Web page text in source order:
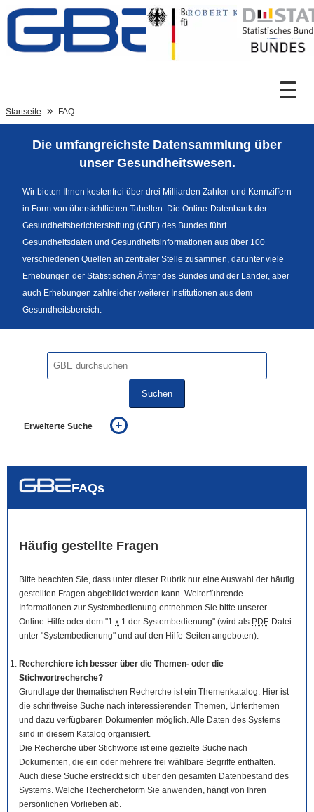
Zum Inhalt
Sprachumschaltung
Fußzeile
Startseite FAQ
Die umfangreichste Datensammlung über
unser Gesundheitswesen.
Wir bieten Ihnen kostenfrei über drei Milliarden Zahlen und Kennziffern
in Form von übersichtlichen Tabellen. Die Online-Datenbank der
Gesundheitsberichterstattung (GBE) des Bundes führt
Gesundheitsdaten und Gesundheitsinformationen aus über 100
verschiedenen Quellen an zentraler Stelle zusammen, darunter viele
Erhebungen der Statistischen Ämter des Bundes und der Länder, aber
auch Erhebungen zahlreicher weiterer Institutionen aus dem
Gesundheitsbereich.
Suchen
Erweiterte Suche
auch in allen Texten suchen (Volltextsuche)
FAQs
Häufig gestellte Fragen
Bitte beachten Sie, dass unter dieser Rubrik nur eine Auswahl der häufig
gestellten Fragen abgebildet werden kann. Weiterführende
Informationen zur Systembedienung entnehmen Sie bitte unserer
Online-Hilfe oder dem "1 x 1 der Systembedienung" (wird als PDF-Datei
unter "Systembedienung" und auf den Hilfe-Seiten angeboten).
Recherchiere ich besser über die Themen- oder die
Stichwortrecherche?
Grundlage der thematischen Recherche ist ein Themenkatalog. Hier ist
die schrittweise Suche nach interessierenden Themen, Unterthemen
und dazu verfügbaren Dokumenten möglich. Alle Daten des Systems
sind in diesem Katalog organisiert.
Die Recherche über Stichworte ist eine gezielte Suche nach
Dokumenten, die ein oder mehrere frei wählbare Begriffe enthalten.
Auch diese Suche erstreckt sich über den gesamten Datenbestand des
Systems. Welche Rechercheform Sie anwenden, hängt von Ihren
persönlichen Vorlieben ab.